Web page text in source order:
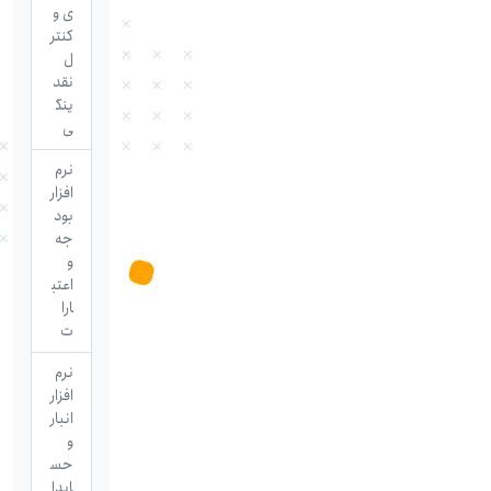
ی و
کنتر
نقد
ینگ
ی
نرم
افزار
بود
جه
اعتب
ارا
ت
نرم
افزار
انبار
حس